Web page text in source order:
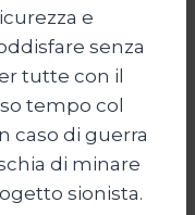
e
senza
tutte con il
tempo col
caso di guerra
di minare
sionista.